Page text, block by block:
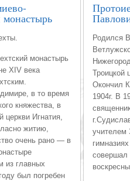
монастырь
XIV века
в то время
княжества, в
церкви Игнатия,
житию,
очень рано — в
из главных
был погребен
Родился
Троицкой
Окончил
1904г. В
учителем
совершал